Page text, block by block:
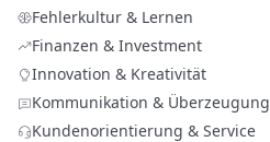
Fehlerkultur & Lernen
Finanzen & Investment
Innovation & Kreativität
Kommunikation & Überzeugung
Kundenorientierung & Service